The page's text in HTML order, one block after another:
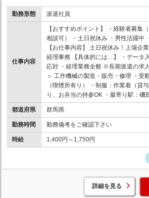
勤務形態 派遣社員
仕事内容
【おすすめポイント】 ・経験者募集
相談可） ・土日祝休み ・男性活躍中
【お仕事内容】 土日祝休み！上場企
経理事務 【具体的には…】 ・データ
応対 ・経理業務全般 ※長期派遣の求
＞ 工作機械の製造・販売・修理 ・受
（喫煙所有り） ・制服：作業着（
り、お弁当の持参OK ・最寄り駅：磯
都道府県 群馬県
勤務時間 勤務備考をご確認下さい
時給 1,400円～1,750円
詳細を見る